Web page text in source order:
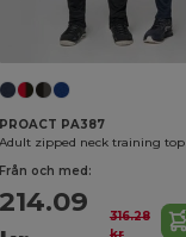
PROACT PA387
Adult zipped neck training top
Från och med:
214.09
316.28
kr